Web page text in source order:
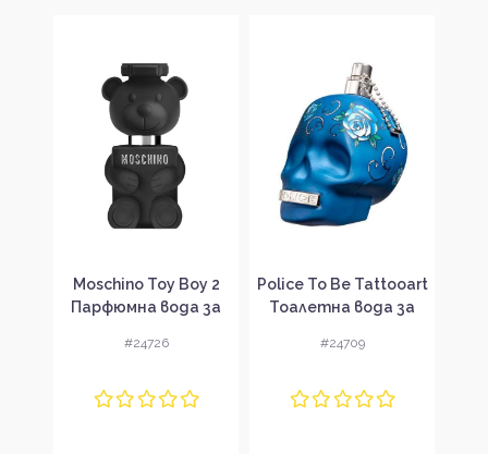
Moschino Toy Boy 2
Парфюмна вода за
EDP
#24726
Police To Be Tattooart
Тоалетна вода за
EDT
#24709